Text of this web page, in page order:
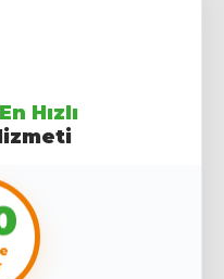
En Hızlı